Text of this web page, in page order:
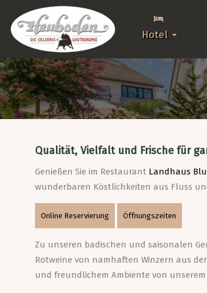
Hotel
Qualität, Vielfalt und Frische für
Genießen Sie im Restaurant Landhaus
wunderbaren Köstlichkeiten aus Fluss
Online Reservierung Öffnungszeiten
Zu unseren badischen und saisonalen
Rotweine von namhaften Winzern aus
und freundlichem Ambiente von unserem